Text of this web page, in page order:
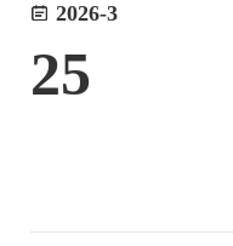
2026-3
25